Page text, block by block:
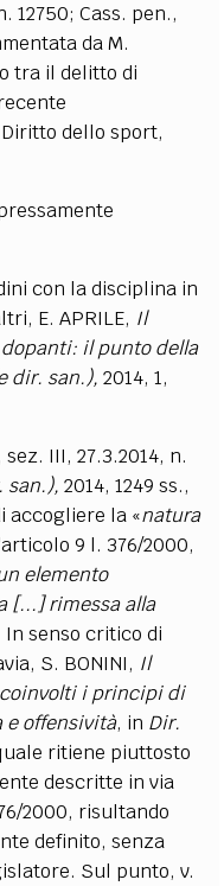
12750; Cass. pen.,
da M.
tra il delitto di
dello sport,
con la disciplina in
E. APRILE, Il
il punto della
dir. san.), 2014, 1,
III, 27.3.2014, n.
san.), 2014, 1249 ss.,
accogliere la «natura
9 l. 376/2000,
elemento
[...] rimessa alla
senso critico di
S. BONINI, Il
i principi di
e offensività, in Dir.
ritiene piuttosto
descritte in via
2000, risultando
definito, senza
Sul punto, v.